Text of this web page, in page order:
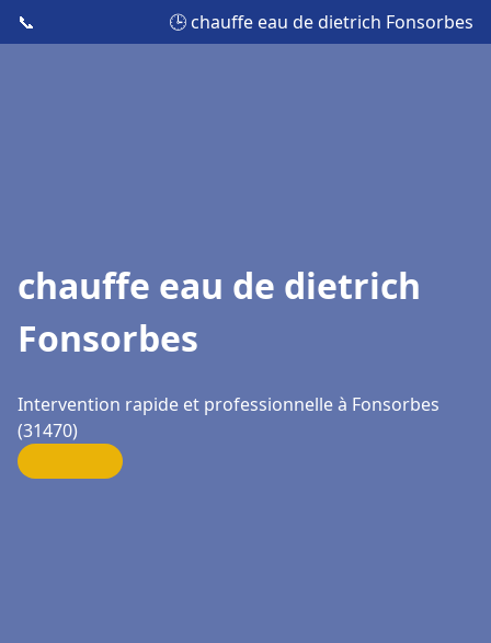
📞 🕒 chauffe eau de dietrich Fonsorbes
chauffe eau de dietrich
Fonsorbes
Intervention rapide et professionnelle à Fonsorbes
(31470)